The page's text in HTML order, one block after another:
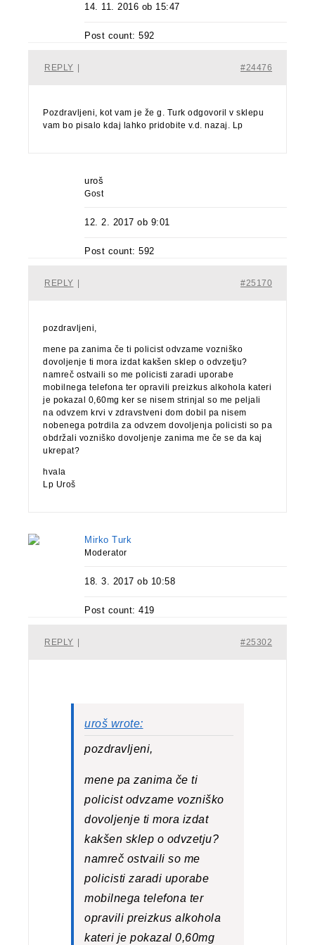
14. 11. 2016 ob 15:47
Post count: 592
#24476
REPLY
Pozdravljeni, kot vam je že g. Turk odgovoril v sklepu
vam bo pisalo kdaj lahko pridobite v.d. nazaj. Lp
uroš
Gost
12. 2. 2017 ob 9:01
Post count: 592
#25170
REPLY
pozdravljeni,
mene pa zanima če ti policist odvzame vozniško
dovoljenje ti mora izdat kakšen sklep o odvzetju?
namreč ostvaili so me policisti zaradi uporabe
mobilnega telefona ter opravili preizkus alkohola kateri
je pokazal 0,60mg ker se nisem strinjal so me peljali
na odvzem krvi v zdravstveni dom dobil pa nisem
nobenega potrdila za odvzem dovoljenja policisti so pa
obdržali vozniško dovoljenje zanima me če se da kaj
ukrepat?
hvala
Lp Uroš
Mirko Turk
Moderator
18. 3. 2017 ob 10:58
Post count: 419
#25302
REPLY
uroš wrote:
pozdravljeni,
mene pa zanima če ti
policist odvzame vozniško
dovoljenje ti mora izdat
kakšen sklep o odvzetju?
namreč ostvaili so me
policisti zaradi uporabe
mobilnega telefona ter
opravili preizkus alkohola
kateri je pokazal 0,60mg